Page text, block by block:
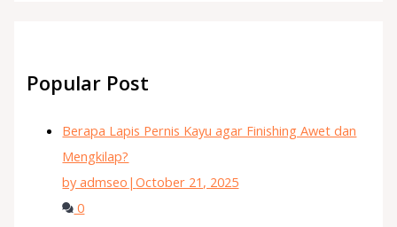
Popular Post
Berapa Lapis Pernis Kayu agar Finishing Awet dan
Mengkilap?
by admseo |October 21, 2025
0